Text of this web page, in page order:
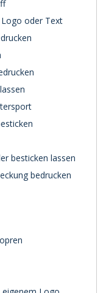
oder Text
besticken lassen
bedrucken